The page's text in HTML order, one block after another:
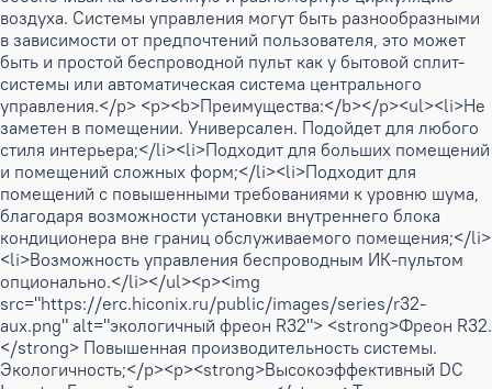
воздуха. Системы управления могут быть разнообразными
в зависимости от предпочтений пользователя, это может
быть и простой беспроводной пульт как у бытовой сплит-
системы или автоматическая система центрального
управления.</p> <p><b>Преимущества:</b></p><ul><li>Не
заметен в помещении. Универсален. Подойдет для любого
стиля интерьера;</li><li>Подходит для больших помещений
и помещений сложных форм;</li><li>Подходит для
помещений с повышенными требованиями к уровню шума,
благодаря возможности установки внутреннего блока
кондиционера вне границ обслуживаемого помещения;</li>
<li>Возможность управления беспроводным ИК-пультом
опционально.</li></ul><p><img
src="https://erc.hiconix.ru/public/images/series/r32-
aux.png" alt="экологичный фреон R32"> <strong>Фреон R32.
</strong> Повышенная производительность системы.
Экологичность;</p><p><strong>Высокоэффективный DC